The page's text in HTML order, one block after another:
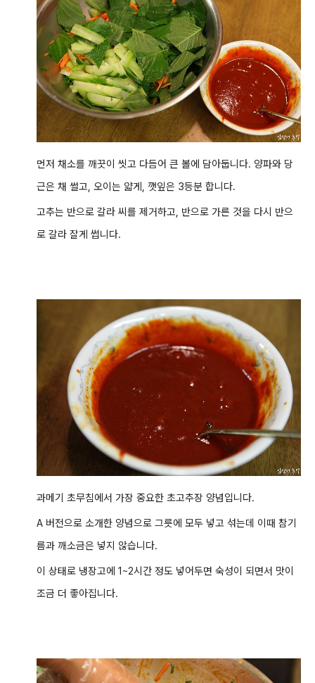
먼저 채소를 깨끗이 씻고 다듬어 큰 볼에 담아둡니다. 양파와 당
근은 채 썰고, 오이는 얇게, 깻잎은 3등분 합니다.
고추는 반으로 갈라 씨를 제거하고, 반으로 가른 것을 다시 반으
로 갈라 잘게 썹니다.
과메기 초무침에서 가장 중요한 초고추장 양념입니다.
A 버전으로 소개한 양념으로 그릇에 모두 넣고 섞는데 이때 참기
름과 깨소금은 넣지 않습니다.
이 상태로 냉장고에 1~2시간 정도 넣어두면 숙성이 되면서 맛이
조금 더 좋아집니다.